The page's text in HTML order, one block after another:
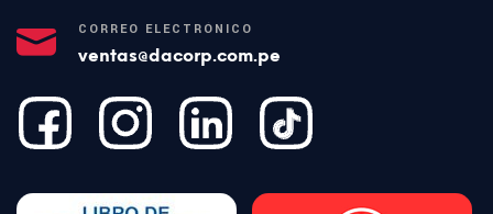
CORREO ELECTRÓNICO
ventas@dacorp.com.pe